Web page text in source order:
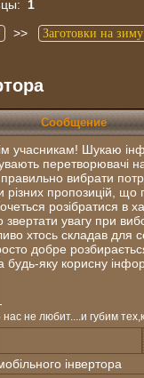
1
>>
Заготовки на зиму
Сообщение
учасникам! Шукаю
перетворювачі
вибрати
різних пропозицій, що
розібратися в
увагу при
хтось складав для
добре
будь-яку корисну
не любит....и губим
інвертора